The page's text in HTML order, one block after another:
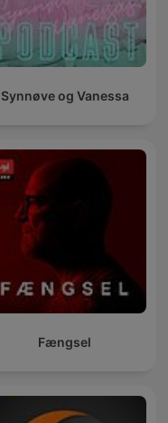
Synnøve og Vanessa
Fængsel